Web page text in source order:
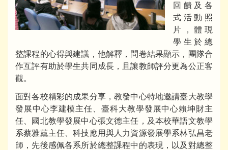
回饋及各
式活動照
片，體現
學生於總
整課程的心得與建議，他解釋，問卷結果顯示，團隊合
作互評有助於學生共同成長，且讓教師評分更為公正客
觀。
面對各校精彩的成果分享，教發中心特地邀請臺大教學
發展中心李建模主任、臺科大教學發展中心賴坤財主
任、國北教學發展中心張文德主任，及本校華語文教學
系蔡雅薰主任、科技應用與人力資源發展學系林弘昌老
師，先後感佩各系所於總整課程中的表現，以及對總整